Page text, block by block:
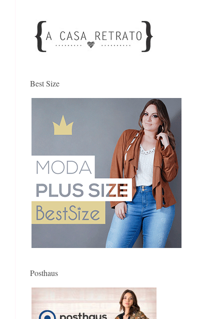
Best Size
Posthaus